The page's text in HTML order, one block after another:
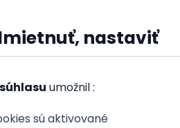
nastaviť
umožnil :
sú aktivované